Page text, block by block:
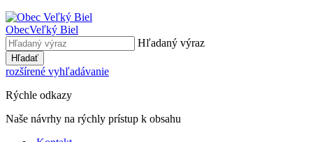
ObecVeľký Biel
Hľadaný výraz
Hľadať
rozšírené vyhľadávanie
Rýchle odkazy
Naše návrhy na rýchly prístup k obsahu